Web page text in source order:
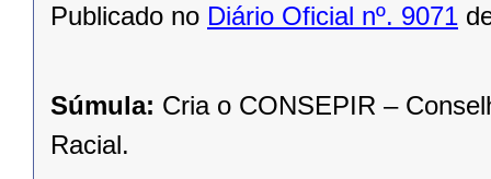
Publicado no Diário Oficial nº. 9071
Súmula: Cria o CONSEPIR –
Racial.